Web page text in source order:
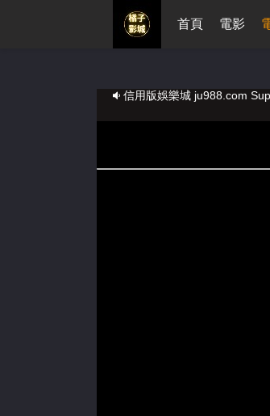
首頁 電影
借現金周轉 loan597.com
信用版娛樂城 ju988.com